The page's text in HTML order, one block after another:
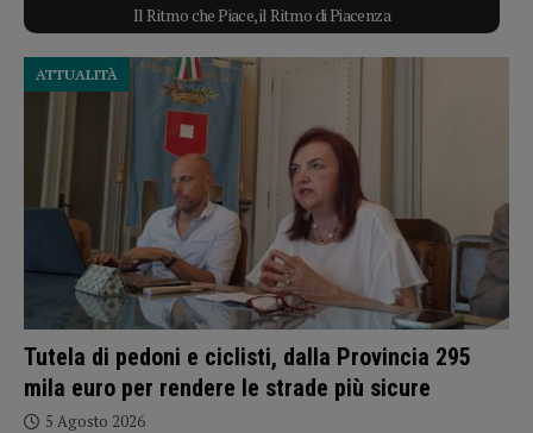
Il Ritmo che Piace, il Ritmo di Piacenza
Tutela di pedoni e ciclisti, dalla Provincia 295
mila euro per rendere le strade più sicure
ATTUALITÀ
5 Agosto 2026